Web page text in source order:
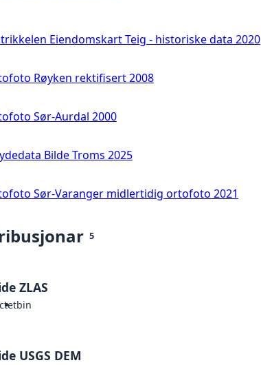
Eiendomskart Teig - historiske data 2020
Røyken rektifisert 2008
Sør-Aurdal 2000
Bilde Troms 2025
Sør-Varanger midlertidig ortofoto 2021
5
ZLAS
bin
USGS DEM